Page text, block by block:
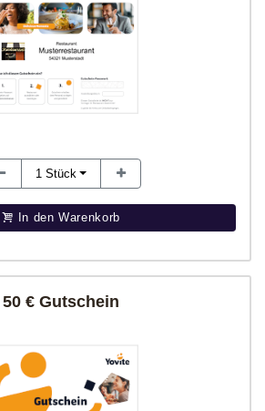
1 Stück
In den Warenkorb
50 € Gutschein